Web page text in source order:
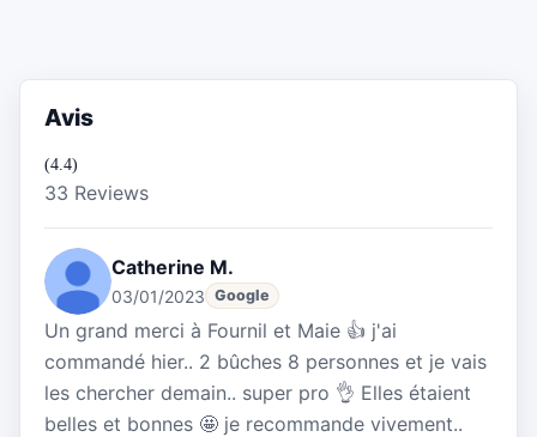
Avis
(4.4)
33 Reviews
Catherine M.
03/01/2023 Google
Un grand merci à Fournil et Maie 👍 j'ai
commandé hier.. 2 bûches 8 personnes et je vais
les chercher demain.. super pro 👌 Elles étaient
belles et bonnes 🤩 je recommande vivement..